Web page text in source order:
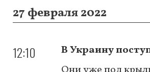
27 февраля 2022
12:10
В Украину